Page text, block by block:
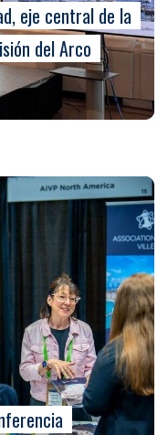
eje central de la
del Arco